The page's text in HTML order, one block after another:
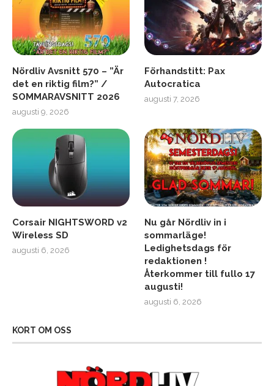
Nördliv Avsnitt 570 – ”Är
det en riktig film?” /
SOMMARAVSNITT 2026
augusti 9, 2026
Förhandstitt: Pax
Autocratica
augusti 7, 2026
Corsair NIGHTSWORD v2
Wireless SD
augusti 6, 2026
Nu går Nördliv in i
sommarläge!
Ledighetsdags för
redaktionen !
Återkommer till fullo 17
augusti!
augusti 6, 2026
KORT OM OSS